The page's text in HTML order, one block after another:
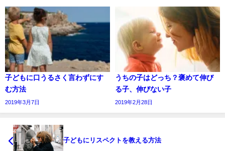
子どもに口うるさく言わずにす
む方法
2019年3月7日
うちの子はどっち？褒めて伸び
る子、伸びない子
2019年2月28日
子どもにリスペクトを教える方法